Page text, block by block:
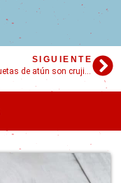
SIGUIENTE
Las croquetas de atún son crujientes y aptas para todo público